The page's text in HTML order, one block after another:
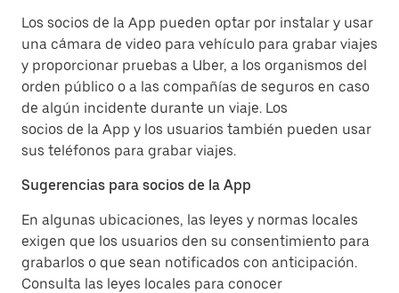
Los socios de la App pueden optar por instalar y usar
una cámara de video para vehículo para grabar viajes
y proporcionar pruebas a Uber, a los organismos del
orden público o a las compañías de seguros en caso
de algún incidente durante un viaje. Los
socios de la App y los usuarios también pueden usar
sus teléfonos para grabar viajes.
Sugerencias para socios de la App
En algunas ubicaciones, las leyes y normas locales
exigen que los usuarios den su consentimiento para
grabarlos o que sean notificados con anticipación.
Consulta las leyes locales para conocer